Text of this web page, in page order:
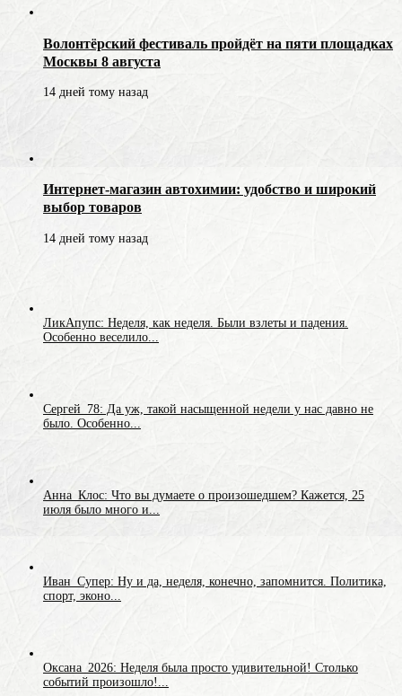
Волонтёрский фестиваль пройдёт на пяти площадках
Москвы 8 августа
14 дней тому назад
Интернет-магазин автохимии: удобство и широкий
выбор товаров
14 дней тому назад
ЛикАпупс: Неделя, как неделя. Были взлеты и падения.
Особенно веселило...
Сергей_78: Да уж, такой насыщенной недели у нас давно не
было. Особенно...
Анна_Клос: Что вы думаете о произошедшем? Кажется, 25
июля было много и...
Иван_Супер: Ну и да, неделя, конечно, запомнится. Политика,
спорт, эконо...
Оксана_2026: Неделя была просто удивительной! Столько
событий произошло!...